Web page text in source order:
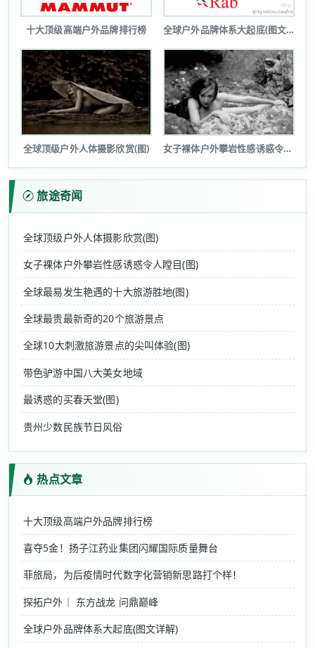
十大顶级高端户外品牌排行榜 全球户外品牌体系大起底(图文详解)
全球顶级户外人体摄影欣赏(图) 女子裸体户外攀岩性感诱惑令人瞠目(图...
旅途奇闻
全球顶级户外人体摄影欣赏(图)
女子裸体户外攀岩性感诱惑令人瞠目(图)
全球最易发生艳遇的十大旅游胜地(图)
全球最贵最新奇的20个旅游景点
全球10大刺激旅游景点的尖叫体验(图)
带色驴游中国八大美女地域
最诱惑的买春天堂(图)
贵州少数民族节日风俗
热点文章
十大顶级高端户外品牌排行榜
喜夺5金！扬子江药业集团闪耀国际质量舞台
菲旅局，为后疫情时代数字化营销新思路打个样！
探拓户外｜ 东方战龙 问鼎巅峰
全球户外品牌体系大起底(图文详解)